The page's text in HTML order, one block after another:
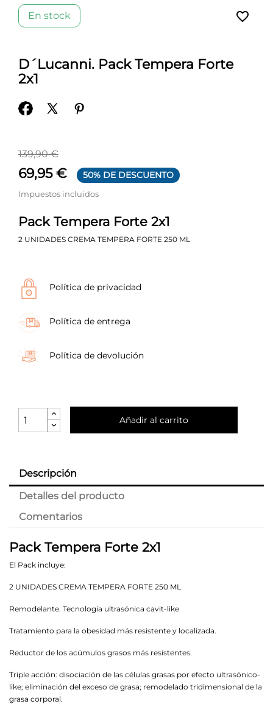
En stock favorite_border
D´Lucanni. Pack Tempera Forte
2x1
139,90 €
69,95 € 50% DE DESCUENTO
Impuestos incluidos
Pack Tempera Forte 2x1
2 UNIDADES CREMA TEMPERA FORTE 250 ML
Política de privacidad
Política de entrega
Política de devolución
Añadir al carrito
Descripción
Detalles del producto
Comentarios
Pack Tempera Forte 2x1
El Pack incluye:
2 UNIDADES CREMA TEMPERA FORTE 250 ML
Remodelante. Tecnología ultrasónica cavit-like
Tratamiento para la obesidad más resistente y localizada.
Reductor de los acúmulos grasos más resistentes.
Triple acción: disociación de las células grasas por efecto ultrasónico-
like; eliminación del exceso de grasa; remodelado tridimensional de la
grasa corporal.